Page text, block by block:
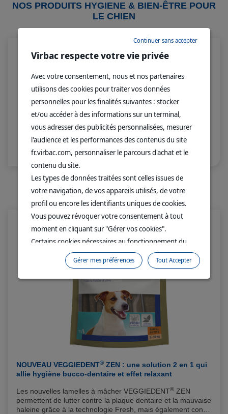
NOS PRODUITS HYGIENE & BIEN-ÊTRE POUR
LE CHIEN
ALLERDERM TM
shampoing
peau normale
ALLEREDERM
Foam Cleanser
NOS ACTUS
NOUVEAU VEGGIEDENT® ZEN : une solution 2 en 1 qui
allie hygiène bucco-dentaire et effet relaxant
Les nouvelles lamelles à mâcher VEGGIEDENT® ZEN
permettent de lutter contre la plaque dentaire et la mauvaise
haleine grâce à la technologie Fresh, mais également contre
Virbac respecte votre vie privée
Avec votre consentement, nous et nos partenaires
utilisons des cookies pour traiter vos données
personnelles pour les finalités suivantes : stocker
et/ou accéder à des informations sur un terminal,
vous adresser des publicités personnalisées, mesurer
l'audience et les performances des contenus du site
fr.virbac.com, personnaliser le parcours d'achat et le
contenu du site.
Les types de données traitées sont celles issues de
votre navigation, de vos appareils utilisés, de votre
profil ou encore les identifiants uniques de cookies.
Vous pouvez révoquer votre consentement à tout
moment en cliquant sur "Gérer vos cookies".
Certains cookies nécessaires au fonctionnement du
site sont déposés sans votre consentement. Ils
permettent et facilitent votre navigation sur le site. En
cliquant sur “Continuer sans accepter” aucun cookie
soumis à votre consentement ne sera déposé.
Pour plus d'informations, vous pouvez consulter
Politique de protection des données
et notre
Politique cookies.
Continuer sans accepter
Tout Accepter
Gérer mes préférences